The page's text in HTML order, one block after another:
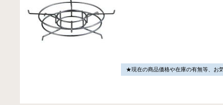
★現在の商品価格や在庫の有無等、お